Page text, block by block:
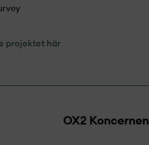
projekt­et här
OX2 Koncernen